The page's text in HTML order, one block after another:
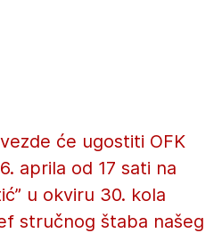
će ugostiti OFK
aprila od 17 sati na
u okviru 30. kola
stručnog štaba našeg